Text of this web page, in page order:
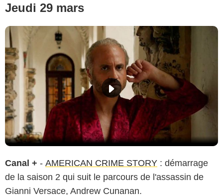
Jeudi 29 mars
Canal + - AMERICAN CRIME STORY : démarrage
de la saison 2 qui suit le parcours de l'assassin de
Gianni Versace, Andrew Cunanan.